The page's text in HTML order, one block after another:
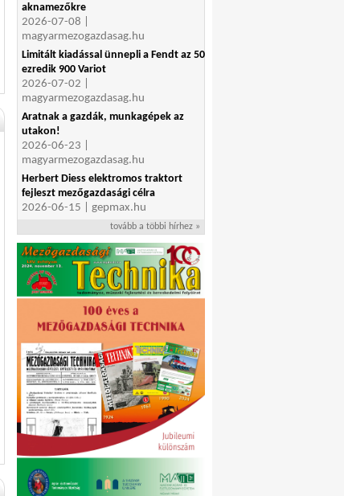
aknamezőkre
2026-07-08 |
magyarmezogazdasag.hu
Limitált kiadással ünnepli a Fendt az 50
ezredik 900 Variot
2026-07-02 |
magyarmezogazdasag.hu
Aratnak a gazdák, munkagépek az
utakon!
2026-06-23 |
magyarmezogazdasag.hu
Herbert Diess elektromos traktort
fejleszt mezőgazdasági célra
2026-06-15 | gepmax.hu
tovább a többi hírhez »